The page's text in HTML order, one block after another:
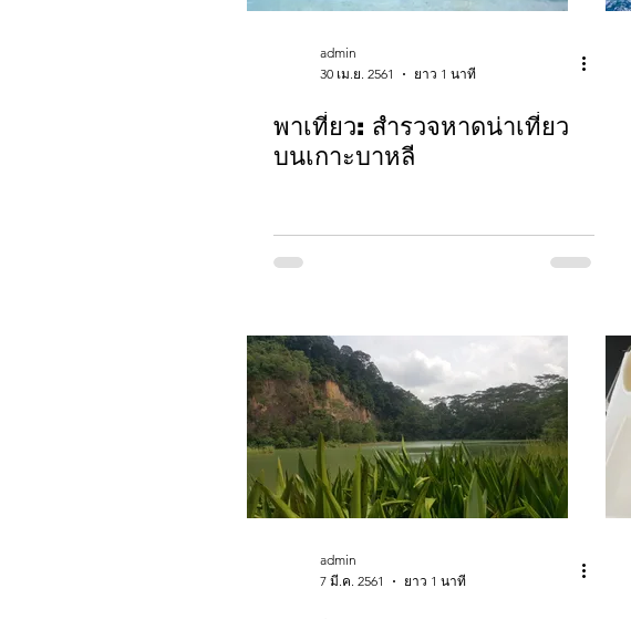
admin
30 เม.ย. 2561
ยาว 1 นาที
พาเที่ยว: สำรวจหาดน่าเที่ยว
บนเกาะบาหลี
admin
7 มี.ค. 2561
ยาว 1 นาที